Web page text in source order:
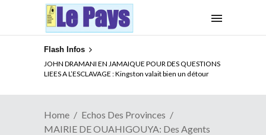
Flash Infos
ELECTION DE TALON A LA TETE DU SENAT BENINOIS :
Quand Patrice quitte le pouvoir sans partir !
Home
Echos Des Provinces
MAIRIE DE OUAHIGOUYA: Des Agents